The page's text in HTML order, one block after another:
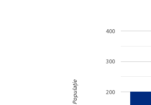
200
300
400
Populație